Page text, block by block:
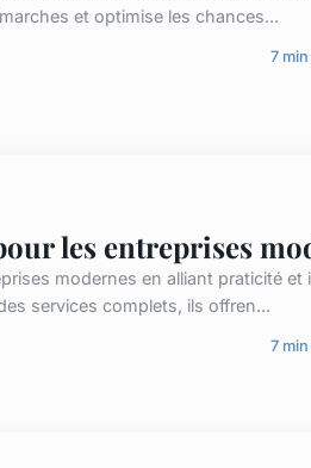
et optimise les chances...
7
les entreprises
modernes en alliant praticité et
services complets, ils offren...
7